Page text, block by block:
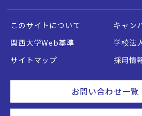
このサイトについて
キャン
関西大学Web基準
学校法
サイトマップ
採用情
お問い合わせ一覧